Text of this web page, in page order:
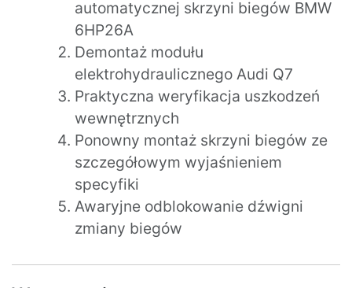
automatycznej skrzyni biegów BMW
6HP26A
Demontaż modułu
elektrohydraulicznego Audi Q7
Praktyczna weryfikacja uszkodzeń
wewnętrznych
Ponowny montaż skrzyni biegów ze
szczegółowym wyjaśnieniem
specyfiki
Awaryjne odblokowanie dźwigni
zmiany biegów